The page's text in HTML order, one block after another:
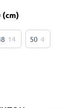
(cm)
14 50 4